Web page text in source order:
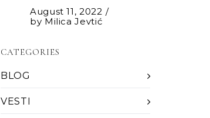
August 11, 2022
by Milica Jevtić
CATEGORIES
BLOG
VESTI